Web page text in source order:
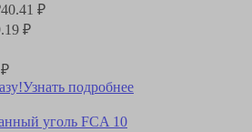
40.41 ₽
₽
Узнать подробнее